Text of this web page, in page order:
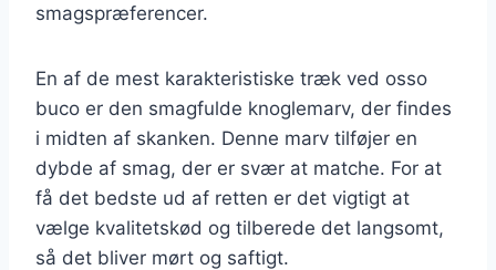
smagspræferencer.
En af de mest karakteristiske træk ved osso
buco er den smagfulde knoglemarv, der findes
i midten af skanken. Denne marv tilføjer en
dybde af smag, der er svær at matche. For at
få det bedste ud af retten er det vigtigt at
vælge kvalitetskød og tilberede det langsomt,
så det bliver mørt og saftigt.